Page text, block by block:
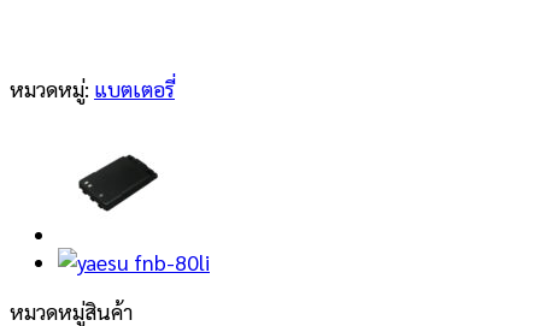
หมวดหมู่: แบตเตอรี่
หมวดหมู่สินค้า